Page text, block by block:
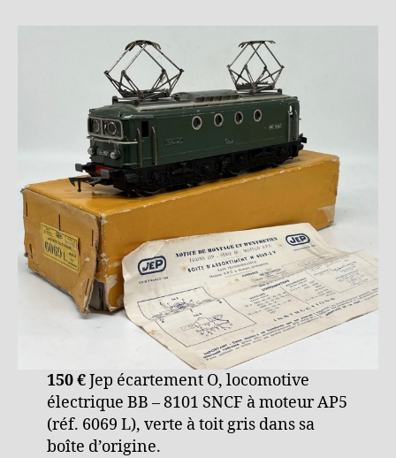
150 €Jep écartement O, locomotive
électrique BB – 8101 SNCF à moteur AP5
(réf. 6069 L), verte à toit gris dans sa
boîte d’origine.